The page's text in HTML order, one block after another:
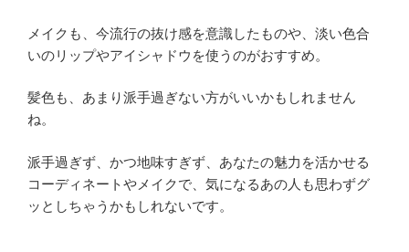
メイクも、今流行の抜け感を意識したものや、淡い色合
いのリップやアイシャドウを使うのがおすすめ。
髪色も、あまり派手過ぎない方がいいかもしれません
ね。
派手過ぎず、かつ地味すぎず、あなたの魅力を活かせる
コーディネートやメイクで、気になるあの人も思わずグ
ッとしちゃうかもしれないです。